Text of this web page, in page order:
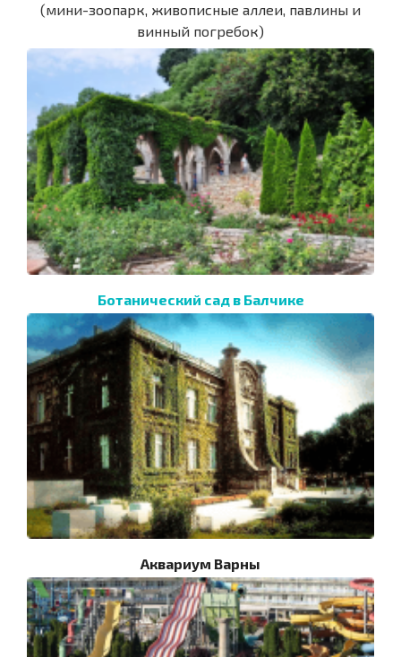
Аквариум Варны
Ботанический сад в Балчике
(мини-зоопарк, живописные аллеи, павлины и
винный погребок)